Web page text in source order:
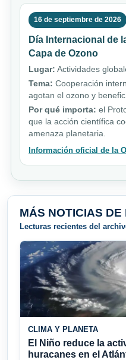
16 de septiembre de 2026
Día Internacional de
Capa de Ozono
Lugar: Actividades
Tema: Cooperación
agotan el ozono y
Por qué importa: el
que la acción científica
amenaza planetaria.
Información oficial de la
MÁS NOTICIAS DE
Lecturas recientes del
CLIMA Y PLANETA
El Niño reduce la
huracanes en el